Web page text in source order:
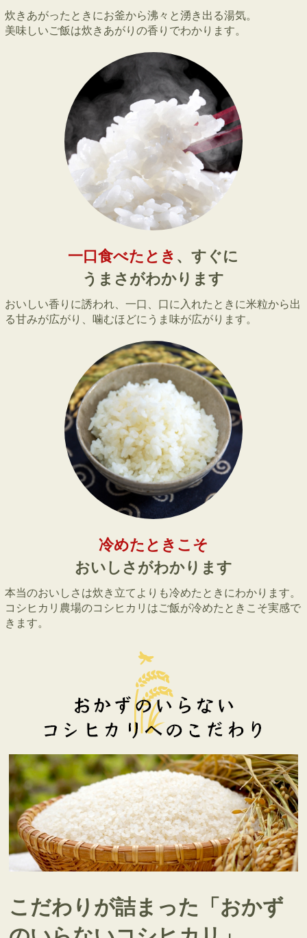
炊きあがったときにお釜から沸々と湧き出る湯気。
美味しいご飯は炊きあがりの香りでわかります。
一口食べたとき 、すぐに
うまさがわかります
おいしい香りに誘われ、一口、口に入れたときに米粒から出
る甘みが広がり、噛むほどにうま味が広がります。
冷めたときこそ
おいしさがわかります
本当のおいしさは炊き立てよりも冷めたときにわかります。
コシヒカリ農場のコシヒカリはご飯が冷めたときこそ実感で
きます。
こだわりが詰まった「おかず